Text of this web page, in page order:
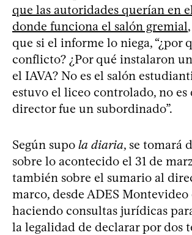
que las autoridades querían en
donde funciona el salón gremial
que si el informe lo niega, “¿por
conflicto? ¿Por qué instalaron
el IAVA? No es el salón
estuvo el liceo controlado, no es
director fue un subordinado”.
Según supo la diaria, se tomará
sobre lo acontecido el 31 de
también sobre el sumario al
marco, desde ADES Montevideo
haciendo consultas jurídicas
la legalidad de declarar por dos